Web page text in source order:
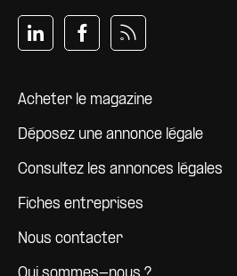
Pied de page
Acheter le magazine
Déposez une annonce légale
Consultez les annonces légales
Fiches entreprises
Nous contacter